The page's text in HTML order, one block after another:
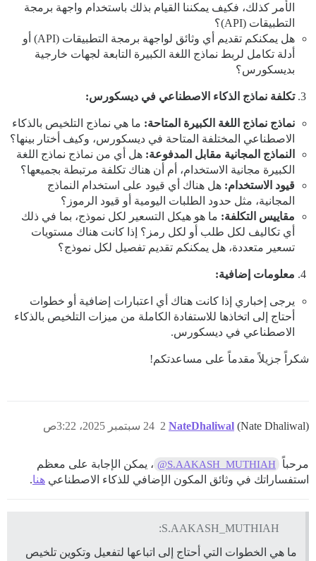
الأمر كذلك، فكيف يمكننا القيام بذلك باستخدام واجهة برمجة
التطبيقات (API)؟
هل يمكنكم تقديم أي وثائق لواجهة برمجة التطبيقات (API) أو
أدلة تكامل لربط نماذج اللغة الكبيرة التابعة لجهات خارجية
بديسكورس؟
تكلفة نماذج الذكاء الاصطناعي في ديسكورس:
نماذج نماذج اللغة الكبيرة المتاحة: ما هي نماذج التلخيص بالذكاء
الاصطناعي المختلفة المتاحة في ديسكورس، وكيف أختار بينها؟
النماذج المجانية مقابل المدفوعة: هل أي من نماذج نماذج اللغة
الكبيرة مجانية الاستخدام، أم أن هناك تكلفة مرتبطة بجميعها؟
قيود الاستخدام: هل هناك أي قيود على استخدام النماذج
المجانية، مثل حدود الطلبات اليومية أو قيود الرموز؟
مقاييس التكلفة: ما هو هيكل التسعير لكل نموذج، بما في ذلك
أي تكاليف لكل طلب أو لكل رمز؟ إذا كانت هناك مستويات
تسعير متعددة، هل يمكنكم تقديم تفصيل لكل نموذج؟
معلومات إضافية:
يرجى إخباري إذا كانت هناك أي اعتبارات إضافية أو خطوات
أحتاج إلى اتخاذها للاستفادة الكاملة من ميزات التلخيص بالذكاء
الاصطناعي في ديسكورس.
شكراً جزيلاً مقدماً على مساعدتكم!
NateDhaliwal (Nate Dhaliwal) 24 سبتمبر 2025، 3:22ص 2
مرحباً @S.AAKASH_MUTHIAH ، يمكن الإجابة على معظم
استفساراتك في وثائق المكون الإضافي للذكاء الاصطناعي هنا.
S.AAKASH_MUTHIAH:
ما هي الخطوات التي أحتاج إلى اتباعها لتفعيل وتكوين تلخيص